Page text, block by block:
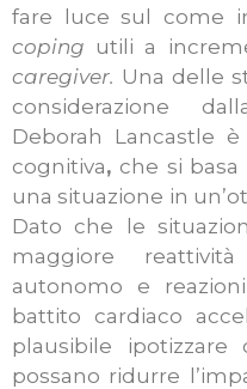
fare luce sul come
coping utili a
caregiver. Una delle
considerazione
Deborah Lancastle
cognitiva, che si
una situazione in
Dato che le
maggiore
autonomo e
battito cardiaco
plausibile
possano ridurre